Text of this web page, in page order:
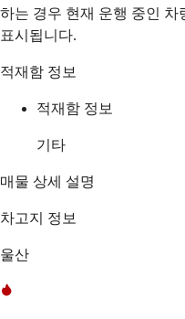
하는 경우 현재 운행 중인 차
표시됩니다.
적재함 정보
적재함 정보
기타
매물 상세 설명
차고지 정보
울산